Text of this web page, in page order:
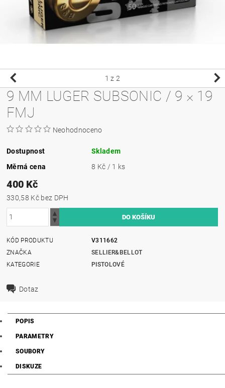
1 z 2
9 MM LUGER SUBSONIC / 9 × 19
FMJ
Neohodnoceno
Dostupnost
Skladem
Měrná cena
8 Kč / 1 ks
400 Kč
330,58 Kč bez DPH
KÓD PRODUKTU
V311662
ZNAČKA
SELLIER&BELLOT
KATEGORIE
PISTOLOVÉ
Dotaz
POPIS
PARAMETRY
SOUBORY
DISKUZE